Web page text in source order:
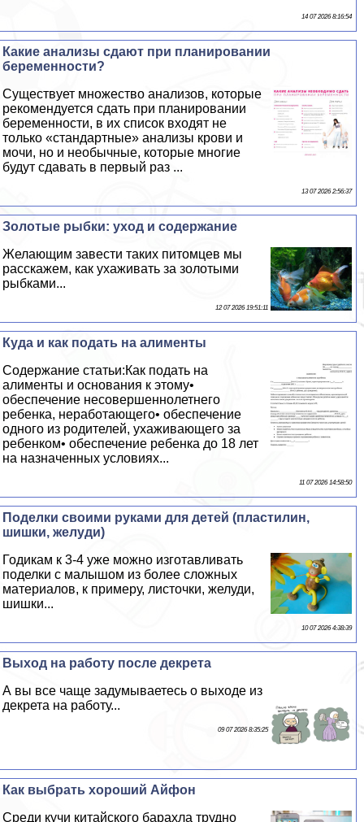
14 07 2026 8:16:54
Какие анализы сдают при планировании
беременности?
Существует множество анализов, которые
рекомендуется сдать при планировании
беременности, в их список входят не
только «стандартные» анализы крови и
мочи, но и необычные, которые многие
будут сдавать в первый раз ...
13 07 2026 2:56:37
Золотые рыбки: уход и содержание
Желающим завести таких питомцев мы
расскажем, как ухаживать за золотыми
рыбками...
12 07 2026 19:51:11
Куда и как подать на алименты
Содержание статьи:Как подать на
алименты и основания к этому•
обеспечение несовершеннолетнего
ребенка, неработающего• обеспечение
одного из родителей, ухаживающего за
ребенком• обеспечение ребенка до 18 лет
на назначенных условиях...
11 07 2026 14:58:50
Поделки своими руками для детей (пластилин,
шишки, желуди)
Годикам к 3-4 уже можно изготавливать
поделки с малышом из более сложных
материалов, к примеру, листочки, желуди,
шишки...
10 07 2026 4:38:39
Выход на работу после декрета
А вы все чаще задумываетесь о выходе из
декрета на работу...
09 07 2026 8:35:25
Как выбрать хороший Айфон
Среди кучи китайского барахла трудно